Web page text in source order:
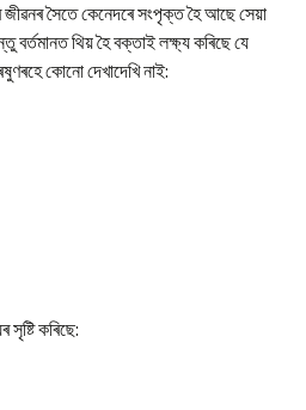
জীৱনৰ সৈতে কেনেদৰে সংপৃক্ত হৈ আছে সেয়া
বৰ্তমানত থিয় হৈ বক্তাই লক্ষ্য কৰিছে যে
কোনো দেখাদেখি নাই:
কৰিছে: